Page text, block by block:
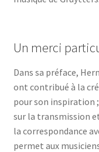
Un merci
Dans sa préface,
ont contribué à la
pour son inspiration
sur la transmission
la correspondance
permet aux